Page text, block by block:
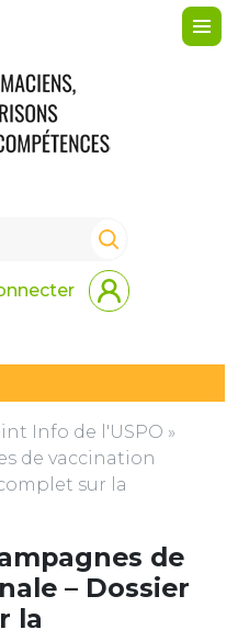
Info de l'USPO »
de vaccination
sur la
de
– Dossier
la